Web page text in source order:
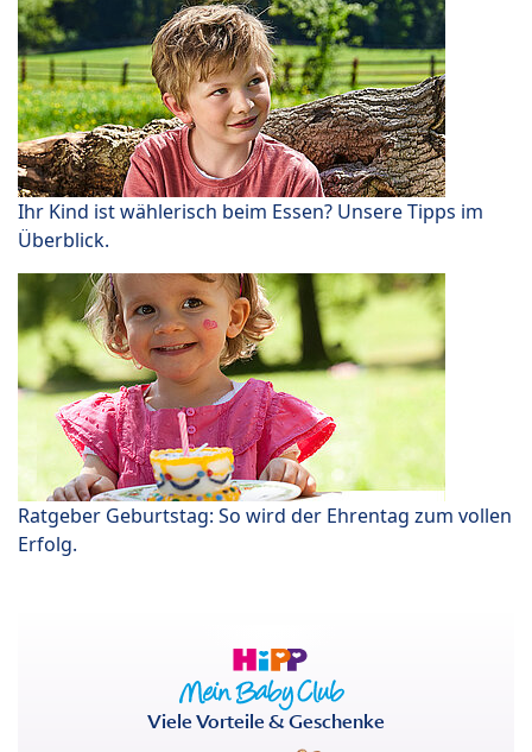
Ihr Kind ist wählerisch beim Essen? Unsere Tipps im
Überblick.
Ratgeber Geburtstag: So wird der Ehrentag zum vollen
Erfolg.
Viele Vorteile & Geschenke